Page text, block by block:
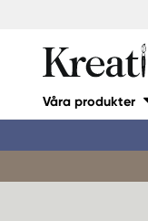
Våra produkter